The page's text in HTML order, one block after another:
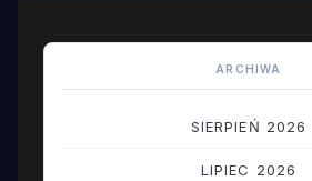
ARCHIWA
SIERPIEŃ 2026
LIPIEC 2026